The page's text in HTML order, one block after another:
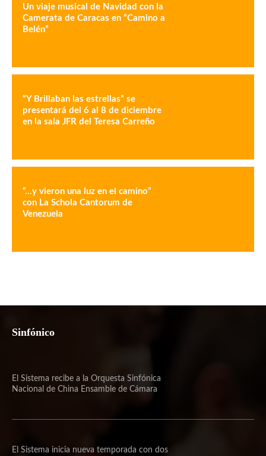
Un viaje musical de Navidad con la
Camerata de Caracas en “Camino a
Belén”
“Y Brillaban las estrellas” se
presentará del 6 al 8 de diciembre
en la sala JFR del Teresa Carreño
“…y vieron una luz en el camino”
con La Schola Cantorum de
Venezuela
Sinfónico
El Sistema recibe a la Orquesta Sinfónica
Nacional de China Ensamble de Cámara
El Sistema inicia nueva temporada con dos